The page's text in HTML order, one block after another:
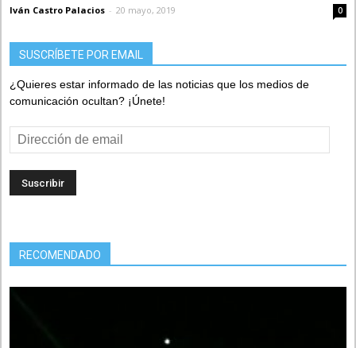
Iván Castro Palacios - 20 mayo, 2019 0
SUSCRÍBETE POR EMAIL
¿Quieres estar informado de las noticias que los medios de
comunicación ocultan? ¡Únete!
Dirección
de
email
RECOMENDADO